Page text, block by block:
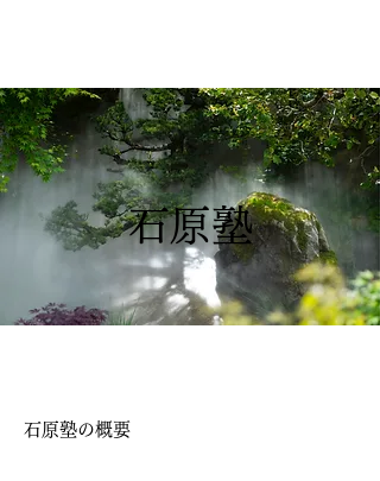
石原塾
石原塾の概要